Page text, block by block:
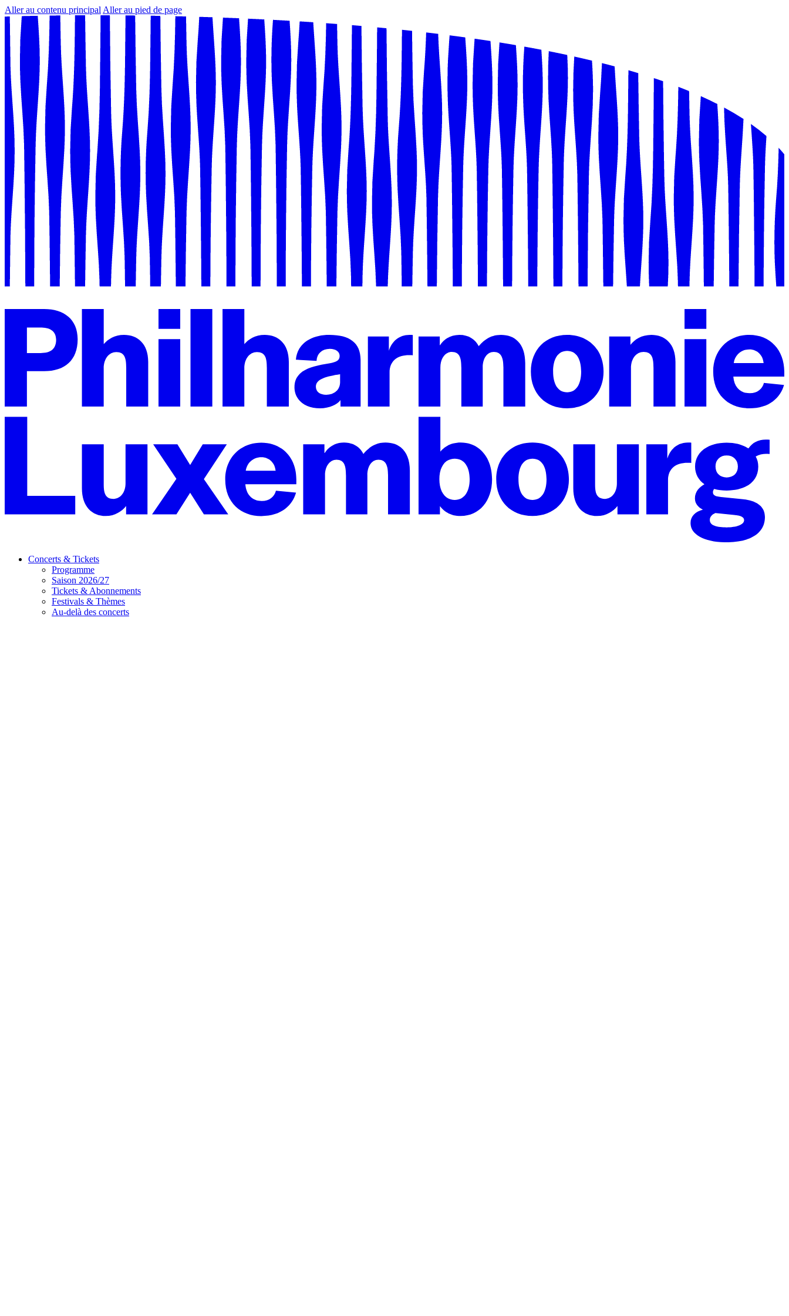
Aller au contenu principal Aller au pied de page
Concerts & Tickets
Programme
Saison 2026/27
Tickets & Abonnements
Festivals & Thèmes
Au-delà des concerts